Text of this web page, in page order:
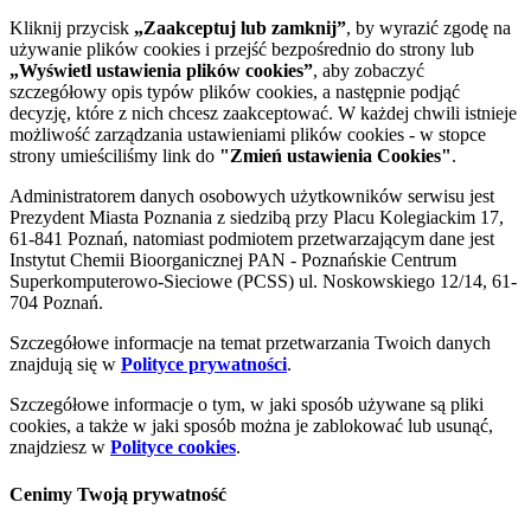
Kliknij przycisk „Zaakceptuj lub zamknij”, by wyrazić zgodę na
używanie plików cookies i przejść bezpośrednio do strony lub
„Wyświetl ustawienia plików cookies”, aby zobaczyć
szczegółowy opis typów plików cookies, a następnie podjąć
decyzję, które z nich chcesz zaakceptować. W każdej chwili istnieje
możliwość zarządzania ustawieniami plików cookies - w stopce
strony umieściliśmy link do "Zmień ustawienia Cookies".
Administratorem danych osobowych użytkowników serwisu jest
Prezydent Miasta Poznania z siedzibą przy Placu Kolegiackim 17,
61-841 Poznań, natomiast podmiotem przetwarzającym dane jest
Instytut Chemii Bioorganicznej PAN - Poznańskie Centrum
Superkomputerowo-Sieciowe (PCSS) ul. Noskowskiego 12/14, 61-
704 Poznań.
Szczegółowe informacje na temat przetwarzania Twoich danych
znajdują się w Polityce prywatności.
Szczegółowe informacje o tym, w jaki sposób używane są pliki
cookies, a także w jaki sposób można je zablokować lub usunąć,
znajdziesz w Polityce cookies.
Cenimy Twoją prywatność